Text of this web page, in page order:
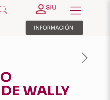
WALLY